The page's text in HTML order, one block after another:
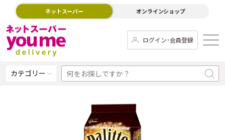
ネットスーパー オンラインショップ
ログイン･会員登録
カテゴリー